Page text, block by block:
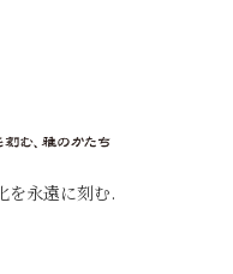
永遠に刻む.